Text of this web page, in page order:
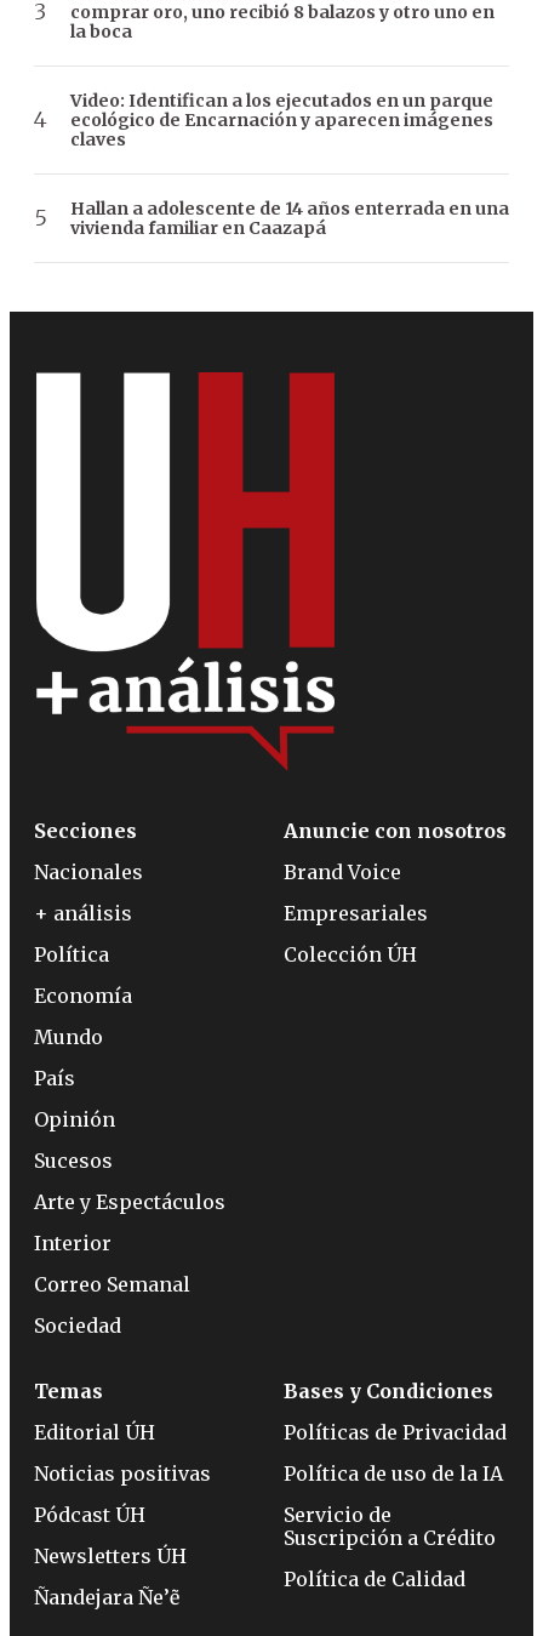
comprar oro, uno recibió 8 balazos y otro uno en
la boca
Video: Identifican a los ejecutados en un parque
ecológico de Encarnación y aparecen imágenes
claves
Hallan a adolescente de 14 años enterrada en una
vivienda familiar en Caazapá
Secciones
Nacionales
+ análisis
Política
Economía
Mundo
País
Opinión
Sucesos
Arte y Espectáculos
Interior
Correo Semanal
Sociedad
Anuncie con nosotros
Brand Voice
Empresariales
Colección ÚH
Temas
Editorial ÚH
Noticias positivas
Pódcast ÚH
Newsletters ÚH
Ñandejara Ñe’ẽ
Bases y Condiciones
Políticas de Privacidad
Política de uso de la IA
Servicio de
Suscripción a Crédito
Política de Calidad